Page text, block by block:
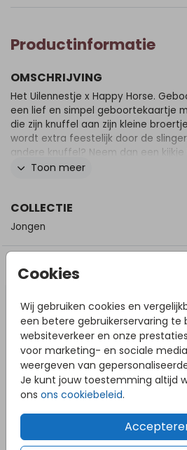
Cookies
Wij gebruiken cookies en
een betere gebruikerservaring te
websiteverkeer en onze
voor marketing- en sociale
weergeven van
Je kunt jouw toestemming altijd
ons ons cookiebeleid.
Productinformatie
OMSCHRIJVING
Het Uilennestje x Happy Horse.
een lief en simpel geboortekaartje
die zijn knuffel aan zijn kleine
wordt extra feestelijk door de
andere knuffel? Neem dan een
voor alle opties!
Toon meer
COLLECTIE
Jongen
DIT VIND JE MISSCHIEN